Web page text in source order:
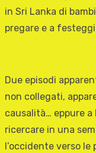
in Sri Lanka di
pregare e a
Due episodi
non collegati,
causalità… eppure a
ricercare in una
l’occidente verso le